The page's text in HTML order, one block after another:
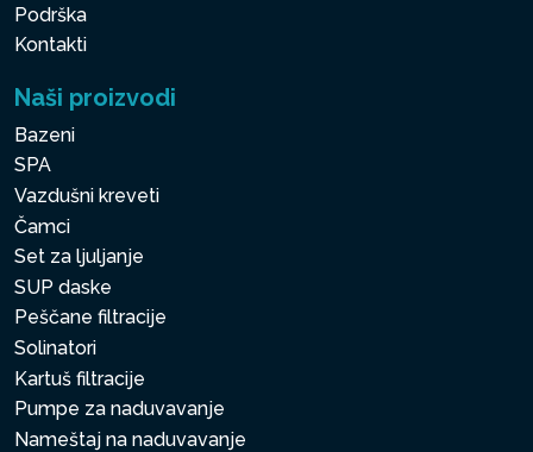
Podrška
Kontakti
Naši proizvodi
Bazeni
SPA
Vazdušni kreveti
Čamci
Set za ljuljanje
SUP daske
Peščane filtracije
Solinatori
Kartuš filtracije
Pumpe za naduvavanje
Nameštaj na naduvavanje